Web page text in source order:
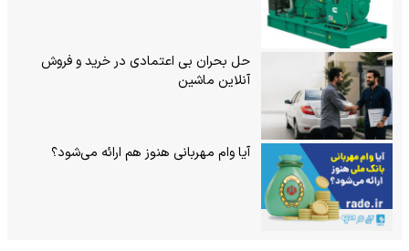
حل بحران بی‌ اعتمادی در خرید و فروش
آنلاین ماشین
آیا وام مهربانی هنوز هم ارائه می‌شود؟